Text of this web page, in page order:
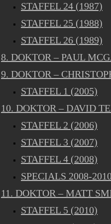
STAFFEL 24 (1987)
STAFFEL 25 (1988)
STAFFEL 26 (1989)
8. DOKTOR – PAUL
9. DOKTOR –
STAFFEL 1 (2005)
10. DOKTOR – DAVID
STAFFEL 2 (2006)
STAFFEL 3 (2007)
STAFFEL 4 (2008)
SPECIALS 2008-
11. DOKTOR – MATT
STAFFEL 5 (2010)